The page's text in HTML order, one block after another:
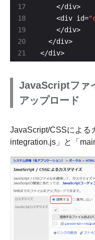
17
18
19
20
21
    <div id=
</div>
JavaScriptファ
アップロード
JavaScript/CSSによる
integration.js」と「